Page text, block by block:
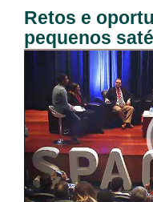
Retos e
pequenos